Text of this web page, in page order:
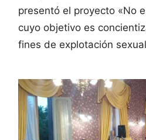
presentó el proyecto «No
cuyo objetivo es
fines de explotación